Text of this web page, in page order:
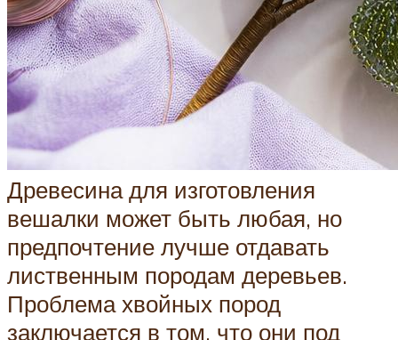
Древесина для изготовления
вешалки может быть любая, но
предпочтение лучше отдавать
лиственным породам деревьев.
Проблема хвойных пород
заключается в том, что они под